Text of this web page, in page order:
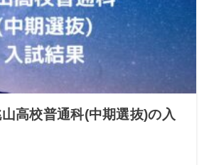
高校普通科(中期選抜)の入